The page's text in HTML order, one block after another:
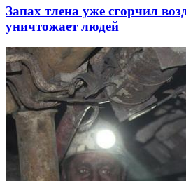
Запах тлена уже сгорчил
уничтожает людей